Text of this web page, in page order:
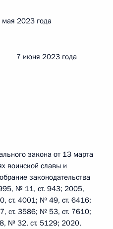
года
2023 года
закона от 13 марта
воинской славы и
законодательства
№ 11, ст. 943; 2005,
ст. 4001; № 49, ст. 6416;
ст. 3586; № 53, ст. 7610;
№ 32, ст. 5129; 2020,